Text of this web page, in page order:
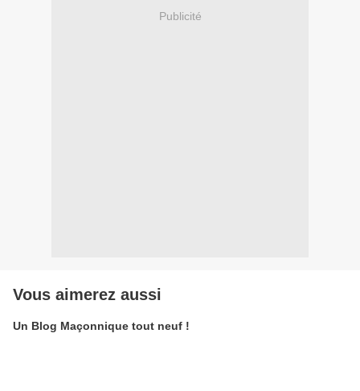
Publicité
Vous aimerez aussi
Un Blog Maçonnique tout neuf !